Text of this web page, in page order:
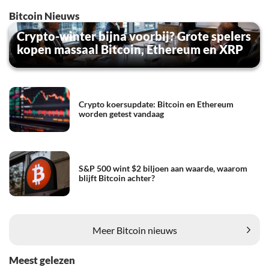
Bitcoin Nieuws
Crypto-winter bijna voorbij? Grote spelers
kopen massaal Bitcoin, Ethereum en XRP
Crypto koersupdate: Bitcoin en Ethereum
worden getest vandaag
S&P 500 wint $2 biljoen aan waarde, waarom
blijft Bitcoin achter?
Meer Bitcoin nieuws
Meest gelezen